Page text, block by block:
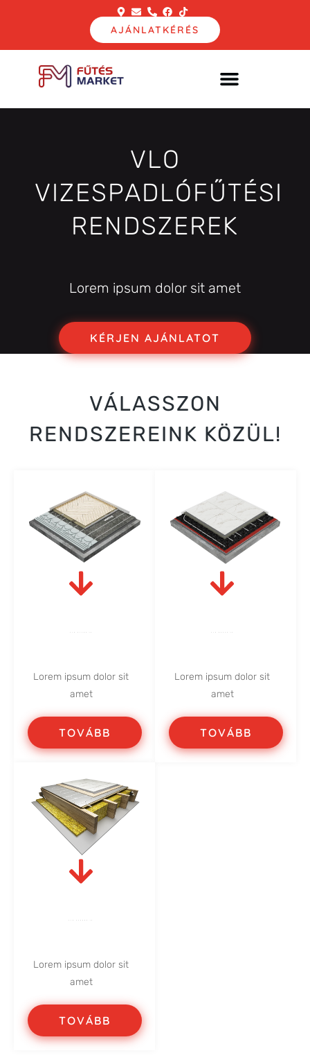
AJÁNLATKÉRÉS
VLO
VIZESPADLÓFŰTÉSI
RENDSZEREK
Lorem ipsum dolor sit amet
KÉRJEN AJÁNLATOT
VÁLASSZON
RENDSZEREINK KÖZÜL!
Lorem ipsum dolor sit
amet
TOVÁBB
Lorem ipsum dolor sit
amet
TOVÁBB
Lorem ipsum dolor sit
amet
TOVÁBB